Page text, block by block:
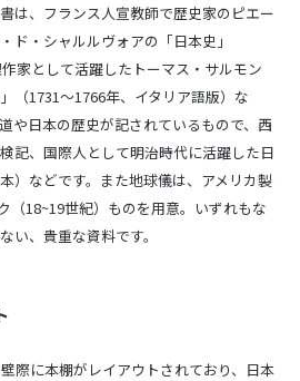
は、フランス人宣教師で歴史家のピエー
ド・シャルルヴォアの「日本史」
作家として活躍したトーマス・サルモン
（1731～1766年、イタリア語版）な
や日本の歴史が記されているもので、西
記、国際人として明治時代に活躍した日
）などです。また地球儀は、アメリカ製
（18~19世紀）ものを用意。いずれもな
い、貴重な資料です。
壁際に本棚がレイアウトされており、日本